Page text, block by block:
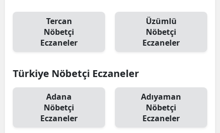
Tercan
Nöbetçi
Eczaneler
Üzümlü
Nöbetçi
Eczaneler
Türkiye Nöbetçi Eczaneler
Adana
Nöbetçi
Eczaneler
Adıyaman
Nöbetçi
Eczaneler